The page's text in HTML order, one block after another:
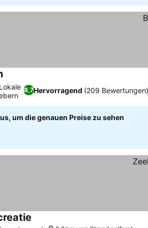
8,7Hervorragend (209
um die genauen Preise zu sehen